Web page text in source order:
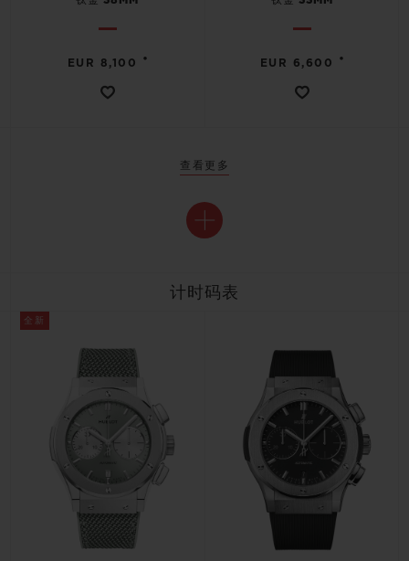
EUR 8,100 • EUR 6,600 •
查看更多
计时码表
全新